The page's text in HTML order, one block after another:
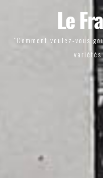
Le
"Comment voulez-vous